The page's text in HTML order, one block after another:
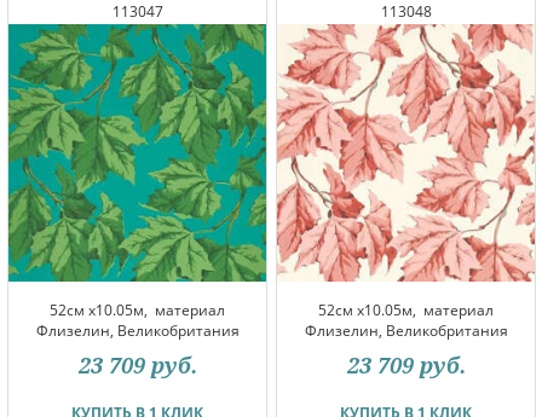
113047
52см x10.05м, материал
Флизелин, Великобритания
КУПИТЬ В 1 КЛИК
23 709 руб.
113048
52см x10.05м, материал
Флизелин, Великобритания
КУПИТЬ В 1 КЛИК
23 709 руб.